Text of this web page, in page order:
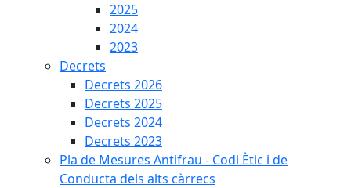
2025
2024
2023
Decrets
Decrets 2026
Decrets 2025
Decrets 2024
Decrets 2023
Pla de Mesures Antifrau - Codi Ètic i de
Conducta dels alts càrrecs